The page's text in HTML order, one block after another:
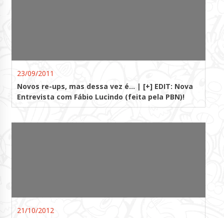
23/09/2011
Novos re-ups, mas dessa vez é… | [+] EDIT: Nova
Entrevista com Fábio Lucindo (feita pela PBN)!
21/10/2012